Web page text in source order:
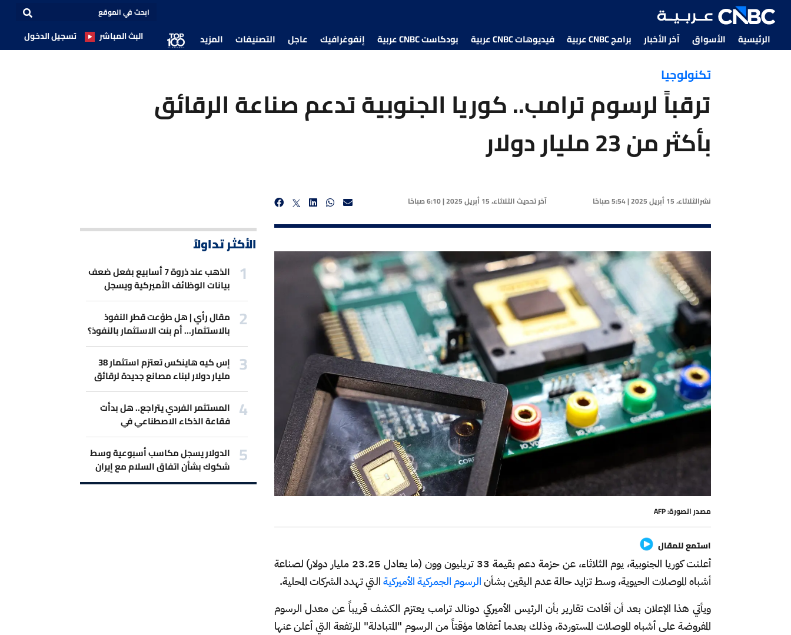
الرئيسية الأسواق آخر الأخبار برامج CNBC عربية فيديوهات CNBC عربية بودكاست CNBC عربية إنفوغرافيك عاجل التصنيفات المزيد البث المباشر تسجيل الدخول
تكنولوجيا
ترقباً لرسوم ترامب.. كوريا الجنوبية تدعم صناعة الرقائق
بأكثر من 23 مليار دولار
نشرالثلاثاء، 15 أبريل 2025 | 5:54 صباحًا آخر تحديثالثلاثاء، 15 أبريل 2025 | 6:10 صباحًا
مصدر الصورة: AFP
استمع للمقال
أعلنت كوريا الجنوبية، يوم الثلاثاء، عن حزمة دعم بقيمة 33 تريليون وون (ما يعادل 23.25 مليار دولار) لصناعة
أشباه الموصلات الحيوية، وسط تزايد حالة عدم اليقين بشأنالرسوم الجمركية الأميركيةالتي تهدد الشركات المحلية.
ويأتي هذا الإعلان بعد أن أفادت تقارير بأن الرئيس الأميركي دونالد ترامب يعتزم الكشف قريباً عن معدل الرسوم
المفروضة على أشباه الموصلات المستوردة، وذلك بعدما أعفاها مؤقتاً من الرسوم "المتبادلة" المرتفعة التي أعلن عنها
الأكثر تداولاً
الذهب عند ذروة 7 أسابيع بفعل ضعف
بيانات الوظائف الأميركية ويسجل
أفضل مكاسب أسبوعية
مقال رأي | هل طوّعت قطر النفوذ
بالاستثمار... أم بنت الاستثمار بالنفوذ؟
إس كيه هاينكس تعتزم استثمار 38
مليار دولار لبناء مصانع جديدة لرقائق
الذاكرة
المستثمر الفردي يتراجع.. هل بدأت
فقاعة الذكاء الاصطناعي في
الانكماش؟
الدولار يسجل مكاسب أسبوعية وسط
شكوك بشأن اتفاق السلام مع إيران